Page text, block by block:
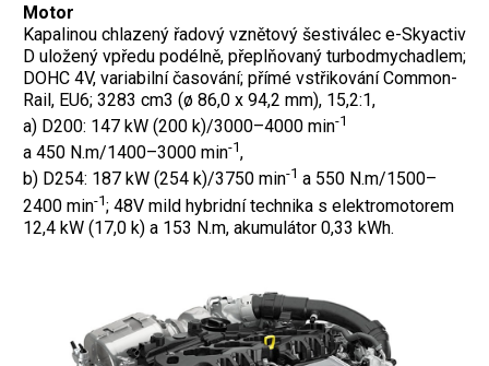
Motor
Kapalinou chlazený řadový vznětový šestiválec e-Skyactiv
D uložený vpředu podélně, přeplňovaný turbodmychadlem;
DOHC 4V, variabilní časování; přímé vstřikování Common-
Rail, EU6; 3283 cm3 (ø 86,0 x 94,2 mm), 15,2:1,
a) D200: 147 kW (200 k)/3000–4000 min-1
a 450 N.m/1400–3000 min-1,
b) D254: 187 kW (254 k)/3750 min-1 a 550 N.m/1500–
2400 min-1; 48V mild hybridní technika s elektromotorem
12,4 kW (17,0 k) a 153 N.m, akumulátor 0,33 kWh.